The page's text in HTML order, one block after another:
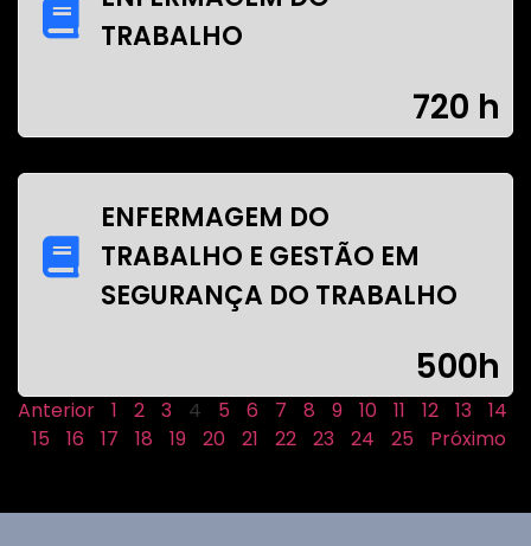
TRABALHO
720 h
ENFERMAGEM DO
TRABALHO E GESTÃO EM
SEGURANÇA DO TRABALHO
500h
Anterior 1 2 3 4 5 6 7 8 9 10 11 12 13
14
15
16 17 18 19 20 21 22 23 24 25 Próximo